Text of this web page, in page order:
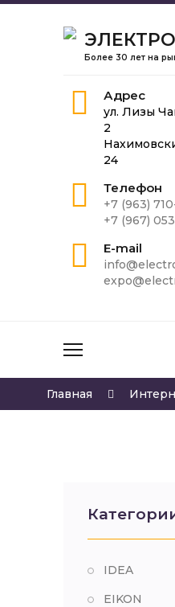
Более 30 лет на
Адрес
ул. Лизы
2
24
Телефон
+7 (963)
+7 (967)
E-mail
Главная
IDEA
EIKON